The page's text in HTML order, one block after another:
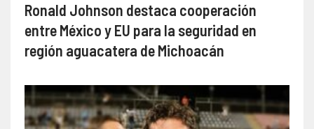
Ronald Johnson destaca cooperación
entre México y EU para la seguridad en
región aguacatera de Michoacán